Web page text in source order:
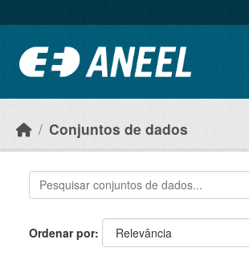
Conjuntos de dados
Ordenar por